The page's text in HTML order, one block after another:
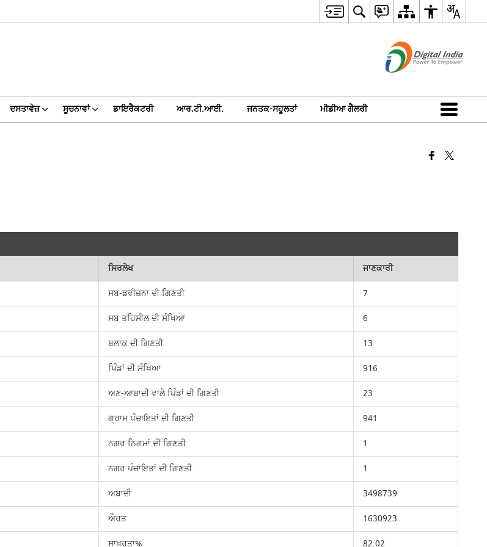
ਦਸਤਾਵੇਜ਼ ਸੂਚਨਾਵਾਂ ਡਾਇਰੈਕਟਰੀ ਆਰ.ਟੀ.ਆਈ. ਜਨਤਕ-ਸਹੂਲਤਾਂ ਮੀਡੀਆ ਗੈਲਰੀ
ਸਿਰਲੇਖ
ਜਾਣਕਾਰੀ
ਸਬ-ਡਵੀਜ਼ਨਾ ਦੀ ਗਿਣਤੀ
7
ਸਬ ਤਹਿਸੀਲ ਦੀ ਸੰਖਿਆ
6
ਬਲਾਕ ਦੀ ਗਿਣਤੀ
13
ਪਿੰਡਾਂ ਦੀ ਸੰਖਿਆ
916
ਅਣ-ਆਬਾਦੀ ਵਾਲੇ ਪਿੰਡਾਂ ਦੀ ਗਿਣਤੀ
23
ਗ੍ਰਾਮ ਪੰਚਾਇਤਾਂ ਦੀ ਗਿਣਤੀ
941
ਨਗਰ ਨਿਗਮਾਂ ਦੀ ਗਿਣਤੀ
1
ਨਗਰ ਪੰਚਾਇਤਾਂ ਦੀ ਗਿਣਤੀ
1
ਅਬਾਦੀ
3498739
ਔਰਤ
1630923
ਸਾਖਰਤਾ% 82.02